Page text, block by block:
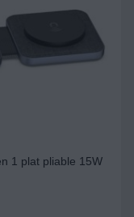
1 plat pliable 15W